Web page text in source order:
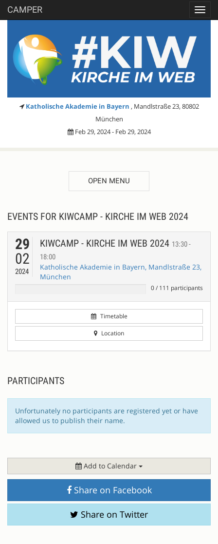
CAMPER
Katholische Akademie in Bayern , Mandlstraße 23, 80802
München
Feb 29, 2024 - Feb 29, 2024
OPEN MENU
EVENTS FOR KIWCAMP - KIRCHE IM WEB 2024
29
02
2024
KIWCAMP - KIRCHE IM WEB 2024 13:30 -
18:00
Katholische Akademie in Bayern, Mandlstraße 23,
München
0/ 111 participants
Timetable
Location
PARTICIPANTS
Unfortunately no participants are registered yet or have
allowed us to publish their name.
Add to Calendar
Share on Facebook
Share on Twitter